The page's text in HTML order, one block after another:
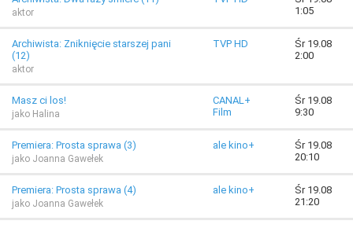
aktor
1:05
Archiwista: Zniknięcie starszej pani
(12)
aktor
TVP HD
Śr 19.08
2:00
Masz ci los!
jako Halina
CANAL+
Film
Śr 19.08
9:30
Premiera: Prosta sprawa (3)
jako Joanna Gawełek
ale kino+
Śr 19.08
20:10
Premiera: Prosta sprawa (4)
jako Joanna Gawełek
ale kino+
Śr 19.08
21:20